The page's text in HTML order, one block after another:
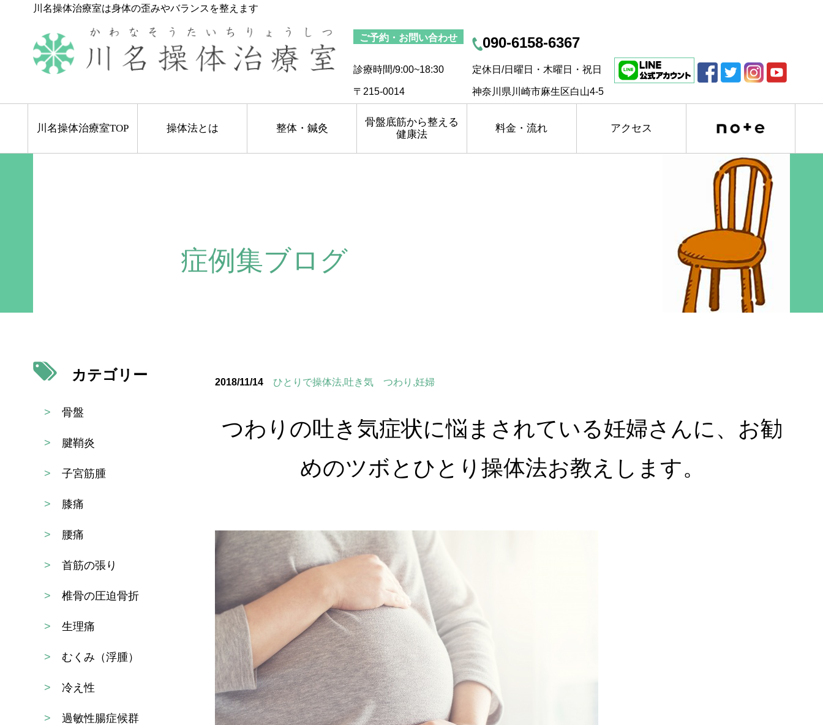
川名操体治療室は身体の歪みやバランスを整えます
ご予約・お問い合わせ 090-6158-6367
診療時間/9:00~18:30 定休日/日曜日・木曜日・祝日
〒215-0014 神奈川県川崎市麻生区白山4-5
川名操体治療室TOP 操体法とは 整体・鍼灸
骨盤底筋から整える
健康法
料金・流れ アクセス
症例集ブログ
2018/11/14 ひとりで操体法,吐き気 つわり,妊婦
つわりの吐き気症状に悩まされている妊婦さんに、お勧
めのツボとひとり操体法お教えします。
カテゴリー
> 骨盤
> 腱鞘炎
> 子宮筋腫
> 膝痛
> 腰痛
> 首筋の張り
> 椎骨の圧迫骨折
> 生理痛
> むくみ（浮腫）
> 冷え性
> 過敏性腸症候群